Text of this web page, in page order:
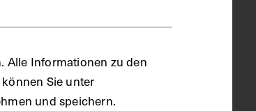
Alle Informationen zu den
Sie unter
und speichern.